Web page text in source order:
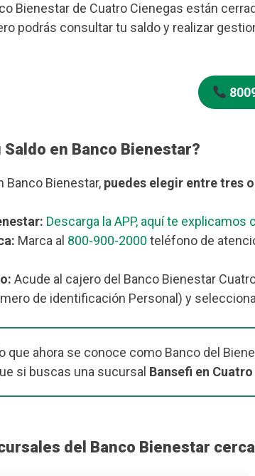
Bienestar de Cuatro Cienegas están
podrás consultar tu saldo y realizar
en Banco Bienestar?
Banco Bienestar, puedes elegir entre tres
Descarga la APP, aquí te explicamos
Marca al 800-900-2000 teléfono de
Acude al cajero del Banco Bienestar
de identificación Personal) y
que ahora se conoce como Banco del
si buscas una sucursal Bansefi en
del Banco Bienestar